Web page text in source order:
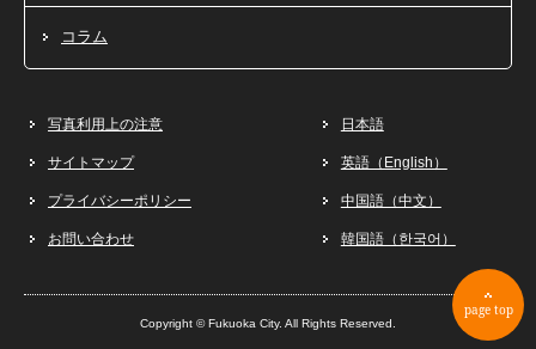
page top
コラム
写真利用上の注意
サイトマップ
プライバシーポリシー
お問い合わせ
日本語
英語（English）
中国語（中文）
韓国語（한국어）
Copyright © Fukuoka City. All Rights Reserved.